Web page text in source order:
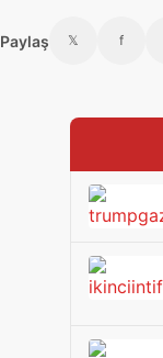
Paylaş 𝕏 f